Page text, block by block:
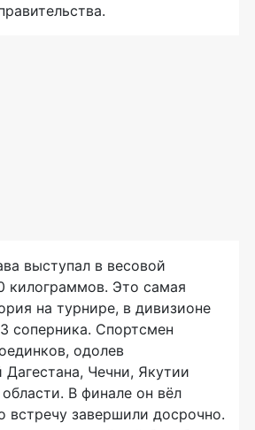
выступал в весовой
килограммов. Это самая
на турнире, в дивизионе
соперника. Спортсмен
одолев
Дагестана, Чечни, Якутии
В финале он вёл
встречу завершили досрочно.